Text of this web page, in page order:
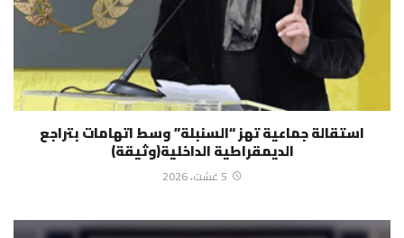
استقالة جماعية تهز “السنبلة” وسط اتهامات بتراجع
الديمقراطية الداخلية(وثيقة)
5 غشت، 2026